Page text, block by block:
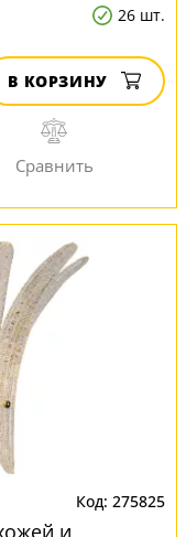
26 шт.
В КОРЗИНУ
275825
и